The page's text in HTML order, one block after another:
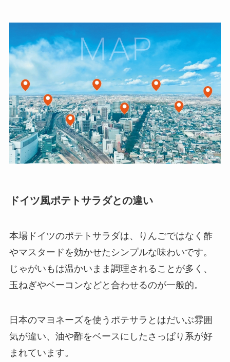
ドイツ風ポテトサラダとの違い
本場ドイツのポテトサラダは、りんごではなく酢
やマスタードを効かせたシンプルな味わいです。
じゃがいもは温かいまま調理されることが多く、
玉ねぎやベーコンなどと合わせるのが一般的。
日本のマヨネーズを使うポテサラとはだいぶ雰囲
気が違い、油や酢をベースにしたさっぱり系が好
まれています。